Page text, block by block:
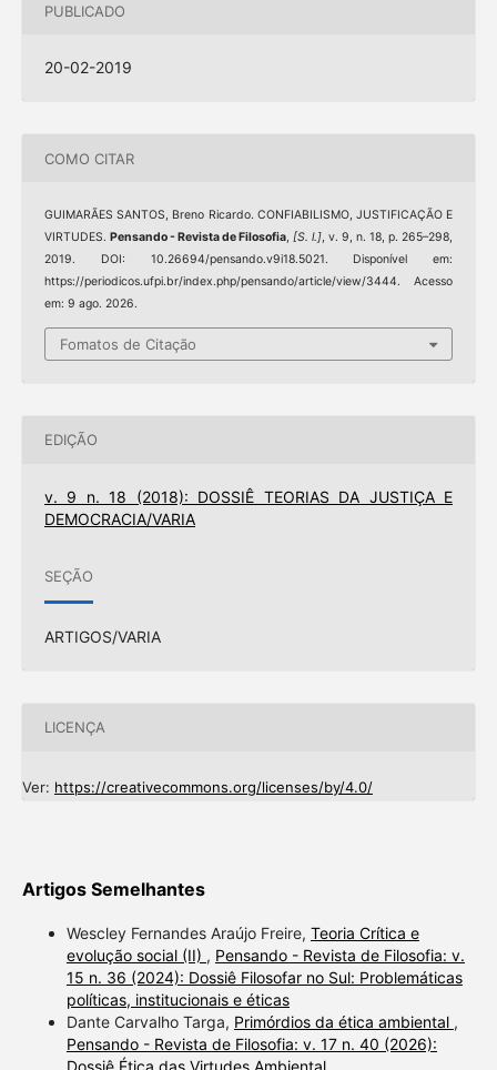
PUBLICADO
20-02-2019
COMO CITAR
GUIMARÃES SANTOS, Breno Ricardo. CONFIABILISMO, JUSTIFICAÇÃO E
VIRTUDES. Pensando - Revista de Filosofia,[S. l.], v. 9, n. 18, p. 265–298,
2019. DOI: 10.26694/pensando.v9i18.5021. Disponível em:
https://periodicos.ufpi.br/index.php/pensando/article/view/3444. Acesso
em: 9 ago. 2026.
Fomatos de Citação
EDIÇÃO
v. 9 n. 18 (2018): DOSSIÊ TEORIAS DA JUSTIÇA E
DEMOCRACIA/VARIA
SEÇÃO
ARTIGOS/VARIA
LICENÇA
Ver: https://creativecommons.org/licenses/by/4.0/
Artigos Semelhantes
Wescley Fernandes Araújo Freire, Teoria Crítica e
evolução social (II) , Pensando - Revista de Filosofia: v.
15 n. 36 (2024): Dossiê Filosofar no Sul: Problemáticas
políticas, institucionais e éticas
Dante Carvalho Targa, Primórdios da ética ambiental ,
Pensando - Revista de Filosofia: v. 17 n. 40 (2026):
Dossiê Ética das Virtudes Ambiental